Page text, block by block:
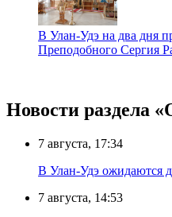
В Улан-Удэ на два дня
Преподобного Сергия
Новости раздела
7 августа, 17:34
В Улан-Удэ ожидаются
7 августа, 14:53